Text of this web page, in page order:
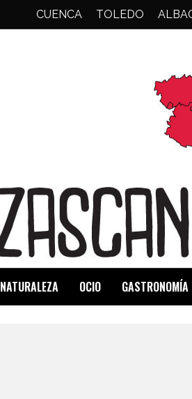
CUENCA TOLEDO
NATURALEZA OCIO GASTRONOMÍA